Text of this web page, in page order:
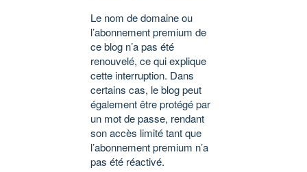
Le nom de domaine ou
l’abonnement premium de
ce blog n’a pas été
renouvelé, ce qui explique
cette interruption. Dans
certains cas, le blog peut
également être protégé par
un mot de passe, rendant
son accès limité tant que
l’abonnement premium n’a
pas été réactivé.